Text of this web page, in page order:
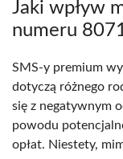
Jaki wpływ
numeru
SMS-y premium
dotyczą różnego
się z negatywnym
powodu
opłat. Niestety,